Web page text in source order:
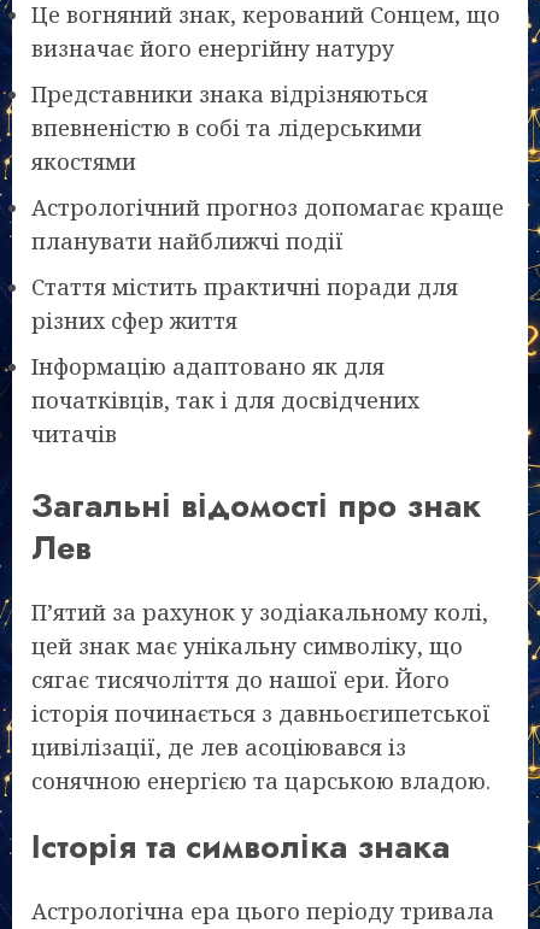
Це вогняний знак, керований Сонцем, що
визначає його енергійну натуру
Представники знака відрізняються
впевненістю в собі та лідерськими
якостями
Астрологічний прогноз допомагає краще
планувати найближчі події
Стаття містить практичні поради для
різних сфер життя
Інформацію адаптовано як для
початківців, так і для досвідчених
читачів
Загальні відомості про знак
Лев
П’ятий за рахунок у зодіакальному колі,
цей знак має унікальну символіку, що
сягає тисячоліття до нашої ери. Його
історія починається з давньоєгипетської
цивілізації, де лев асоціювався із
сонячною енергією та царською владою.
Історія та символіка знака
Астрологічна ера цього періоду тривала